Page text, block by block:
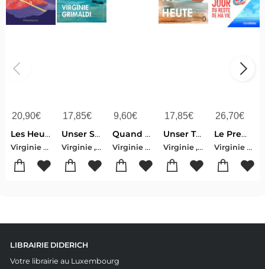
20,90€
Les Heures Fragiles
Virginie Grimaldi
17,85€
Unser Sommer endet nie
Virginie , Grimaldi
9,60€
Quand Nos Souvenirs Viendront Danser
Virginie Grimaldi
17,85€
Unser Tag ist heute
Virginie , Grimaldi
26,70€
Le Premier Jour Du Reste De Ma Vie
Virginie Grimaldi
LIBRAIRIE DIDERICH
Votre librairie au Luxembourg